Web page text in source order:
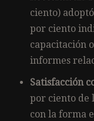
ciento)
por ciento
capacitación
informes
Satisfacción
por ciento de
con la forma